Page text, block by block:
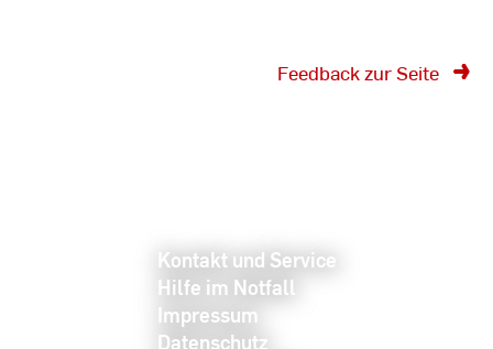
Feedback zur Seite
Kontakt und Service
Hilfe im Notfall
Impressum
Datenschutz